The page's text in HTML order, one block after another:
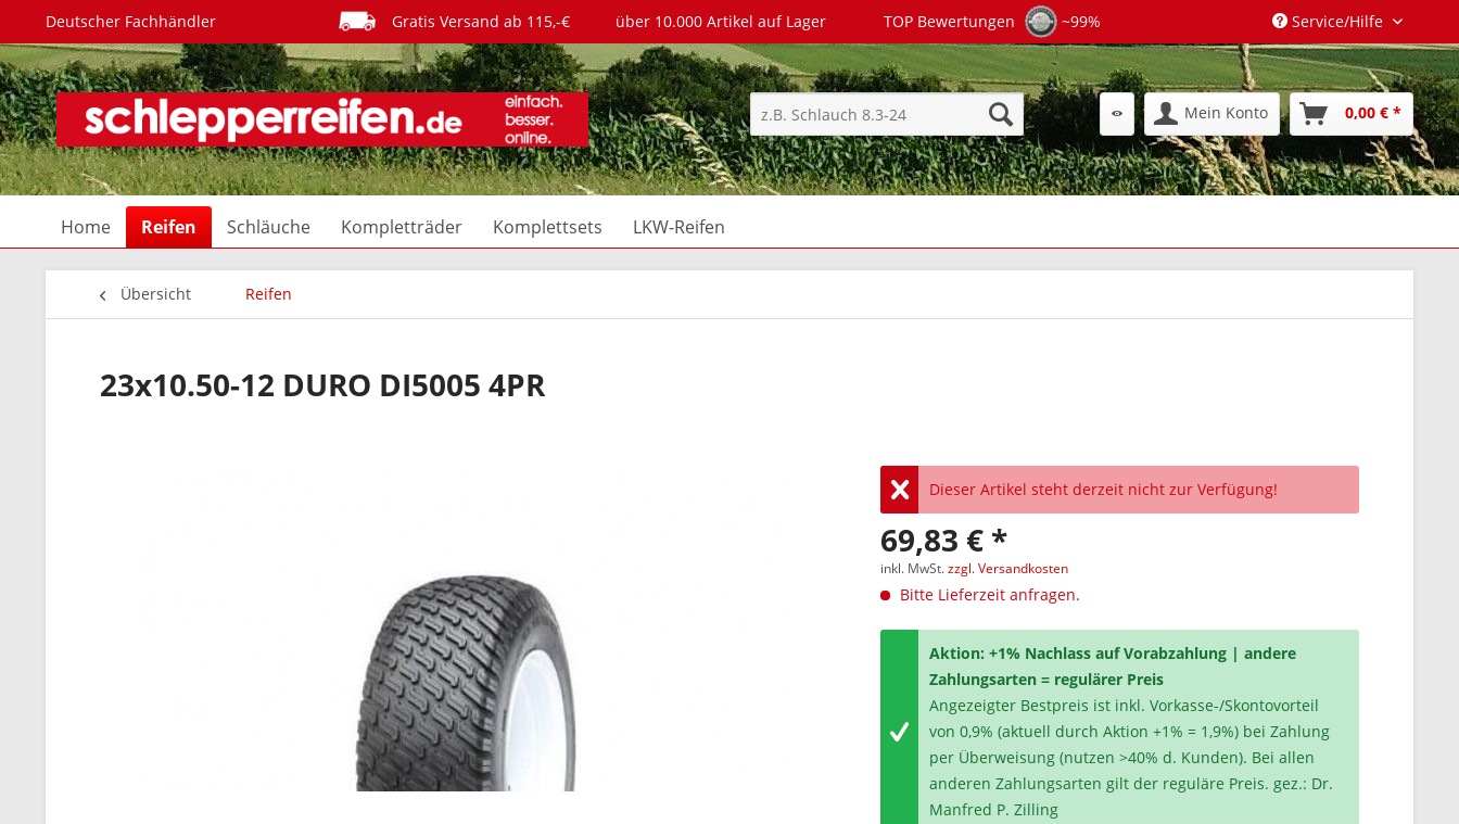
Deutscher Fachhändler Gratis Versand ab 115,-€ über 10.000 Artikel auf Lager TOP Bewertungen ~99% Service/Hilfe
Mein Konto 0,00 € *
Home Reifen Schläuche Kompletträder Komplettsets LKW-Reifen
Übersicht Reifen
23x10.50-12 DURO DI5005 4PR
Dieser Artikel steht derzeit nicht zur Verfügung!
69,83 € *
inkl. MwSt.zzgl. Versandkosten
Bitte Lieferzeit anfragen.
Aktion: +1% Nachlass auf Vorabzahlung | andere
Zahlungsarten = regulärer Preis
Angezeigter Bestpreis ist inkl. Vorkasse-/Skontovorteil
von 0,9% (aktuell durch Aktion +1% = 1,9%) bei Zahlung
per Überweisung (nutzen >40% d. Kunden). Bei allen
anderen Zahlungsarten gilt der reguläre Preis. gez.: Dr.
Manfred P. Zilling